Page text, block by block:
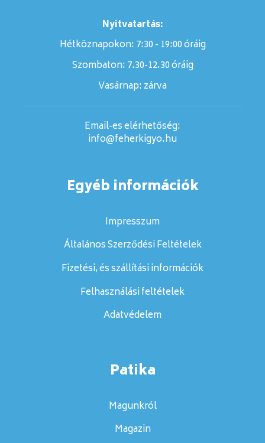
Nyitvatartás:
Hétköznapokon: 7:30 - 19:00 óráig
Szombaton:7.30-12.30 óráig
Vasárnap:zárva
Email-es elérhetőség:
info@feherkigyo.hu
Egyéb információk
Impresszum
Általános Szerződési Feltételek
Fizetési, és szállítási információk
Felhasználási feltételek
Adatvédelem
Patika
Magunkról
Magazin